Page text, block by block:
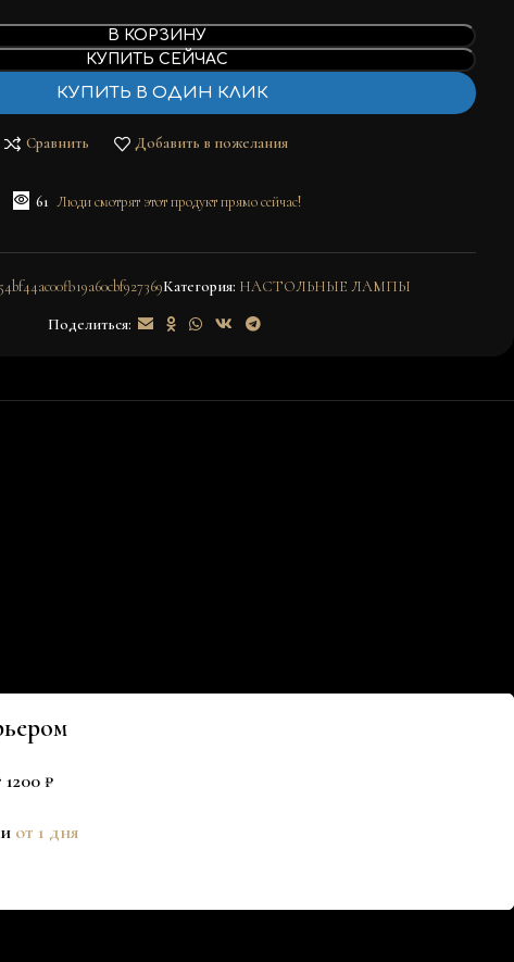
В КОРЗИНУ
КУПИТЬ СЕЙЧАС
КУПИТЬ В ОДИН КЛИК
Сравнить Добавить в пожелания
61 Люди смотрят этот продукт прямо сейчас!
Категория: НАСТОЛЬНЫЕ ЛАМПЫ
Поделиться:
₽
от 1 дня